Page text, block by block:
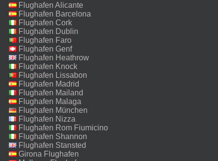
Flughafen Alicante
Flughafen Barcelona
Flughafen Cork
Flughafen Dublin
Flughafen Faro
Flughafen Genf
Flughafen Heathrow
Flughafen Knock
Flughafen Lissabon
Flughafen Madrid
Flughafen Mailand
Malpensa
Flughafen Malaga
Flughafen München
Flughafen Nizza
Flughafen Rom Fiumicino
Flughafen Shannon
Flughafen Stansted
Girona Flughafen